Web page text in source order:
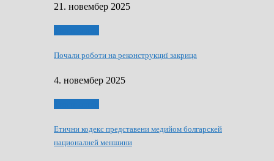
21. новембер 2025
Почали роботи на реконструкциї закрица
4. новембер 2025
Етични кодекс представени медийом болгарскей
националней меншини